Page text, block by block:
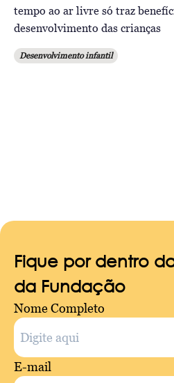
tempo ao ar livre só traz
desenvolvimento das crianças
Desenvolvimento infantil
Fique por dentro
da Fundação
Nome Completo
E-mail